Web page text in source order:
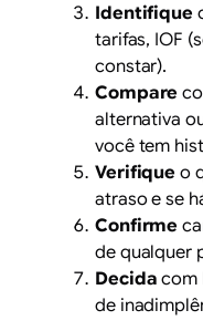
Identifique
tarifas, IOF
constar).
Compare
alternativa
você tem
Verifique o
atraso e se
Confirme
de qualquer
Decida com
de